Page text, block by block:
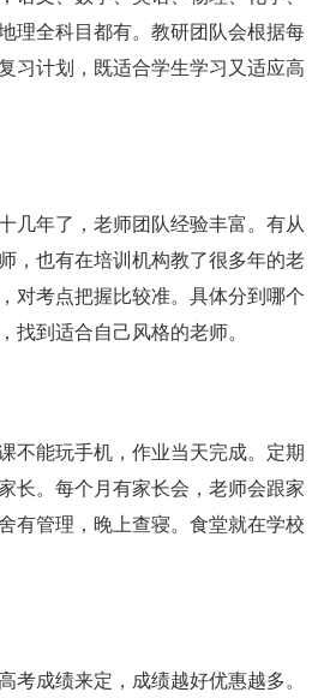
理全科目都有。教研团队会根据每
习计划，既适合学生学习又适应高
几年了，老师团队经验丰富。有从
，也有在培训机构教了很多年的老
对考点把握比较准。具体分到哪个
找到适合自己风格的老师。
不能玩手机，作业当天完成。定期
长。每个月有家长会，老师会跟家
有管理，晚上查寝。食堂就在学校
考成绩来定，成绩越好优惠越多。